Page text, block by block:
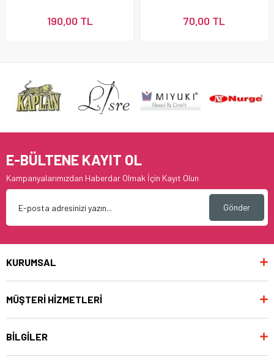
190,00 TL 70,00 TL
E-BÜLTENE KAYIT OL
Kampanyalarımızdan Haberdar Olmak İçin Kayıt Olun
Gönder
KURUMSAL
MÜŞTERİ HİZMETLERİ
BİLGİLER